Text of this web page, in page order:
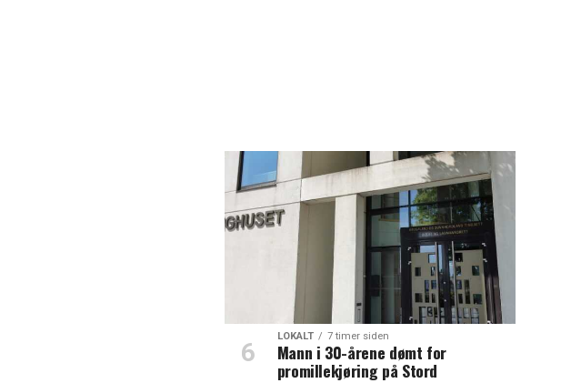
LOKALT 7 timer siden
Mann i 30-årene dømt for
promillekjøring på Stord